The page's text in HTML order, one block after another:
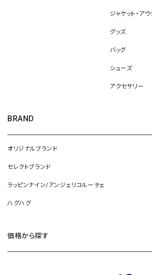
ジャケット・アウ
グッズ
バッグ
シューズ
アクセサリー
BRAND
オリジナルブランド
セレクトブランド
ラッピンナイン/アンジェリコルーチェ
ハグハグ
価格から探す